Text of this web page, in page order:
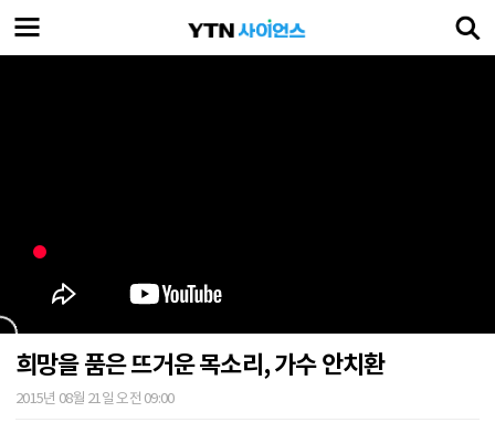
희망을 품은 뜨거운 목소리, 가수 안치환
2015년 08월 21일 오전 09:00